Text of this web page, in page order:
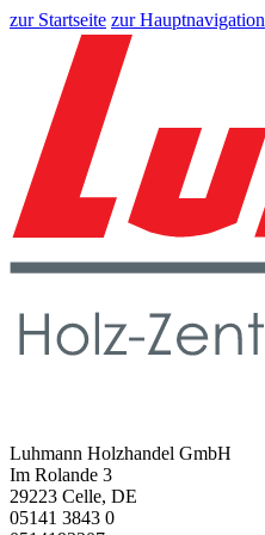
zur Startseite zur Hauptnavigation
Luhmann Holzhandel GmbH
Im Rolande 3
29223 Celle, DE
05141 3843 0